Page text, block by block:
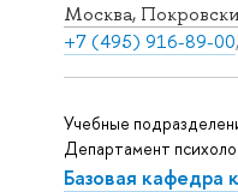
Москва,
+7 (495) 916-89-00
Учебные
Департамент
Базовая